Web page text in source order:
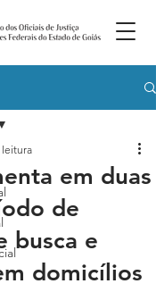
em duas
de
busca e
domicílios
leitura